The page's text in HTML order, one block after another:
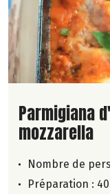
Lire la suite
Parmigiana
mozzarella
Nombre de
Préparation :